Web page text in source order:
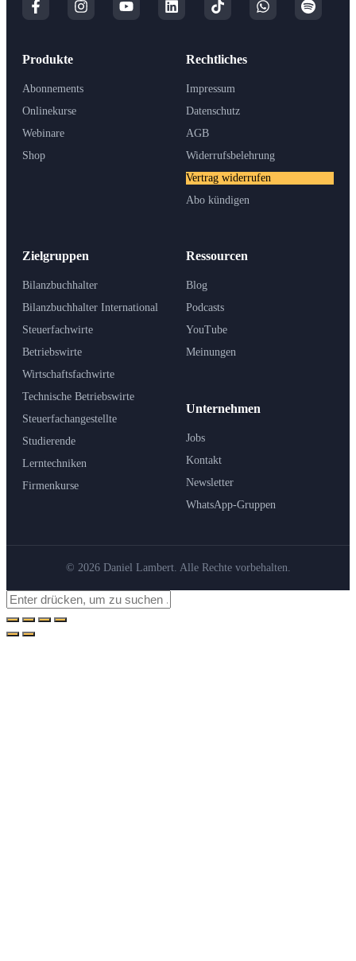
Produkte
Abonnements
Onlinekurse
Webinare
Shop
Zielgruppen
Bilanzbuchhalter
Bilanzbuchhalter International
Steuerfachwirte
Betriebswirte
Wirtschaftsfachwirte
Technische Betriebswirte
Steuerfachangestellte
Studierende
Lerntechniken
Firmenkurse
Ressourcen
Blog
Podcasts
YouTube
Meinungen
Unternehmen
Jobs
Kontakt
Newsletter
WhatsApp-Gruppen
Rechtliches
Impressum
Datenschutz
AGB
Widerrufsbelehrung
Vertrag widerrufen
Abo kündigen
© 2026 Daniel Lambert. Alle Rechte vorbehalten.